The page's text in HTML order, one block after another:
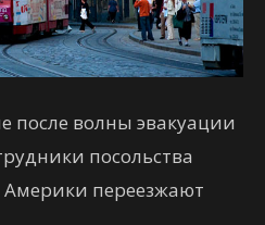
после волны эвакуации
посольства
переезжают